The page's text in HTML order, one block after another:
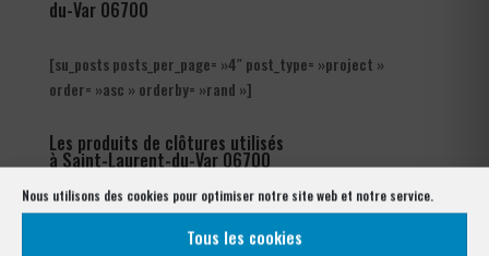
Nous utilisons des cookies pour optimiser notre site web et notre service.
Tous les cookies
du-Var 06700
[su_posts posts_per_page= »4″ post_type= »project »
order= »asc » orderby= »rand »]
Les produits de clôtures utilisés
à Saint-Laurent-du-Var 06700